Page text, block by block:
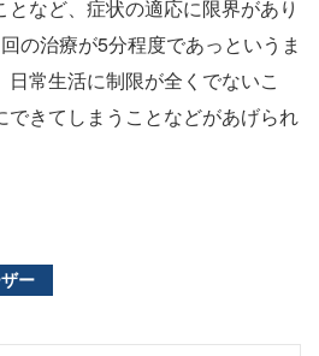
など、症状の適応に限界があり
の治療が5分程度であっというま
常生活に制限が全くでないこ
できてしまうことなどがあげられ
ー